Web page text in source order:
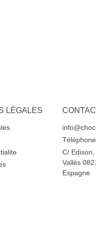
LÉGALES
C/
Vallès
Espagne